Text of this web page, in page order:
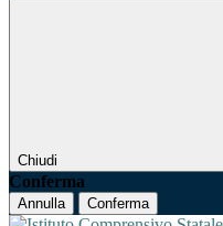
Chiudi
Conferma
Annulla Conferma